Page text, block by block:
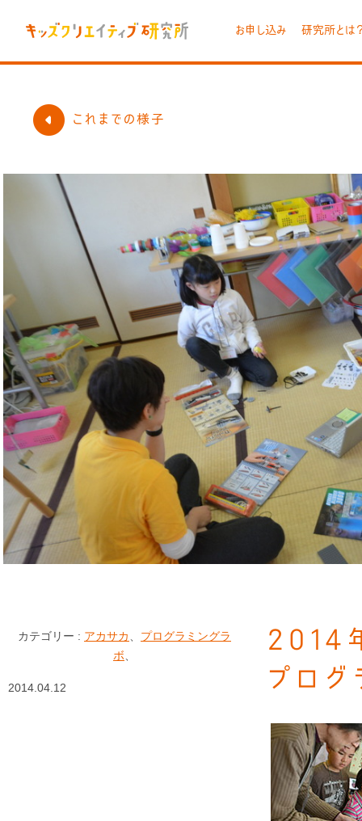
お申し込み 研究所とは
これまでの様子
2014
プログ
カテゴリー : アカサカ
プログラミングラ
ボ
2014.04.12